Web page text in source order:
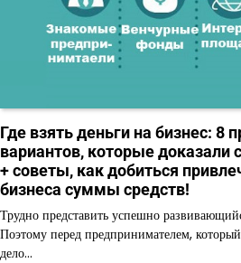
Где взять деньги на бизнес: 8
вариантов, которые доказали
+ советы, как добиться
бизнеса суммы средств!
Трудно представить успешно
Поэтому перед предпринимателем,
дело…